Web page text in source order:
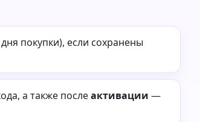
покупки), если сохранены
а также послеактивации —